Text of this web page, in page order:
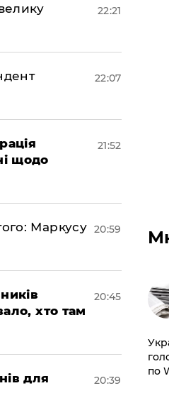
22:21
22:07
щодо
21:52
Маркусу 20:59
хто там
20:45
для
20:39
по